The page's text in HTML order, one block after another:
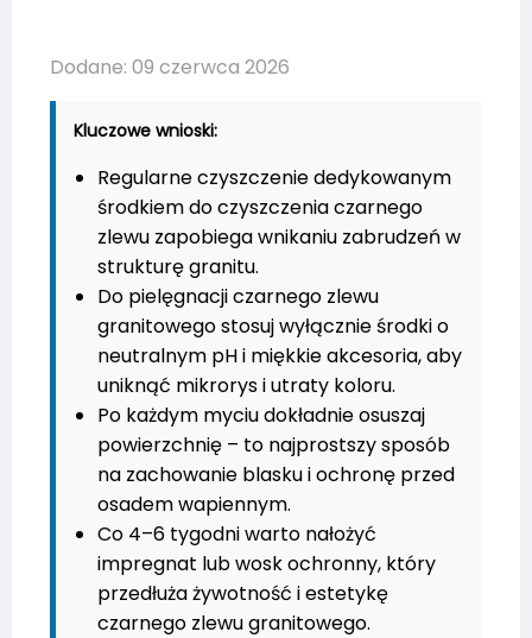
Dodane: 09 czerwca 2026
Kluczowe wnioski:
Regularne czyszczenie dedykowanym
środkiem do czyszczenia czarnego
zlewu zapobiega wnikaniu zabrudzeń w
strukturę granitu.
Do pielęgnacji czarnego zlewu
granitowego stosuj wyłącznie środki o
neutralnym pH i miękkie akcesoria, aby
uniknąć mikrorys i utraty koloru.
Po każdym myciu dokładnie osuszaj
powierzchnię – to najprostszy sposób
na zachowanie blasku i ochronę przed
osadem wapiennym.
Co 4–6 tygodni warto nałożyć
impregnat lub wosk ochronny, który
przedłuża żywotność i estetykę
czarnego zlewu granitowego.